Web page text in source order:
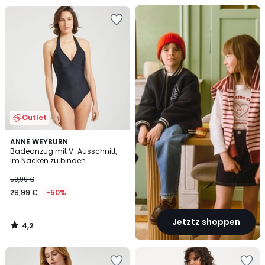
Outlet
ANNE WEYBURN
Badeanzug mit V-Ausschnitt,
im Nacken zu binden
59,99 €
29,99 € -50%
4,2
/ 5
4,2
/
Jetztz shoppen
Back
To
...